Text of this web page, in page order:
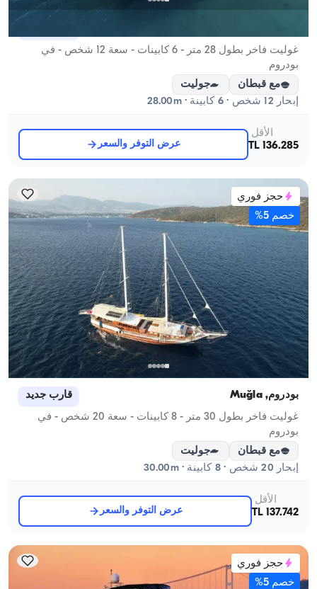
غوليت فاخر بطول 28 متر - 6 كابينات - سعة 12 شخص - في
بودروم
مع قبطان
جوليت
إبحار 12 شخص · 6 كابينة · 28.00m
الأقل
136.285 TL
عرض التوفر والسعر
حجز فوري
خصم 5%
بودروم, Muğla قارب جديد
غوليت فاخر بطول 30 متر - 8 كابينات - سعة 20 شخص - في
بودروم
مع قبطان
جوليت
إبحار 20 شخص · 8 كابينة · 30.00m
الأقل
137.742 TL
عرض التوفر والسعر
حجز فوري
خصم 5%